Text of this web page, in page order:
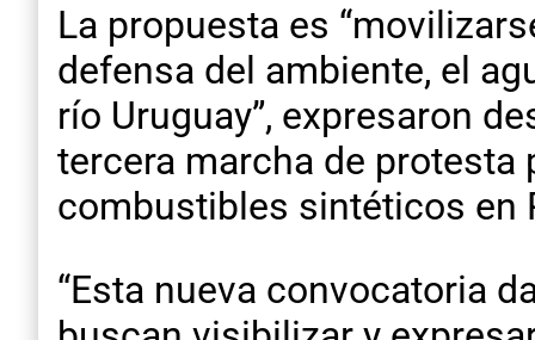
La propuesta es
defensa del ambiente, el
río Uruguay”, expresaron
tercera marcha de
combustibles sintéticos en
“Esta nueva convocatoria